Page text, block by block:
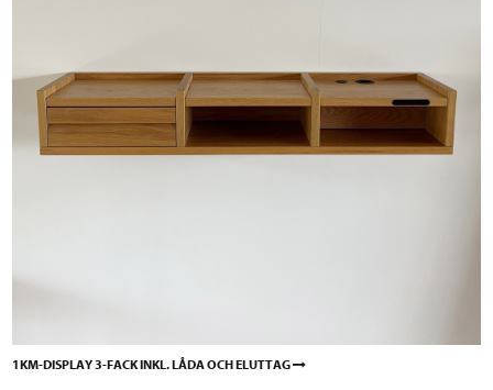
1KM-DISPLAY 3-FACK INKL. LÅDA OCH ELUTTAG